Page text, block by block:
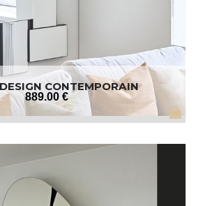
CONTEMPORAIN
889.00 €